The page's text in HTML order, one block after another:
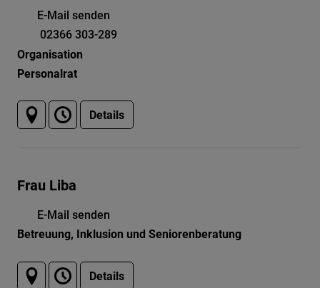
E-Mail senden
02366 303-289
Organisation
Personalrat
Details
Frau Liba
E-Mail senden
Betreuung, Inklusion und Seniorenberatung
Details